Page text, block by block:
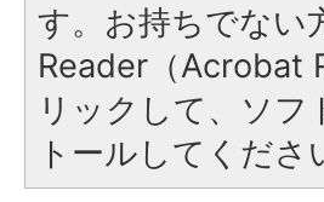
す。お持ちでない
Reader（Acrobat
リックして、ソ
トールしてくださ